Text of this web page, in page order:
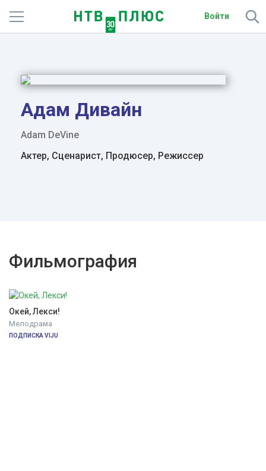
Войти
Фильмы и сериалы
Спорт
Подписки
Радио
Адам Дивайн
Adam DeVine
Актер, Сценарист, Продюсер, Режиссер
Фильмография
Окей, Лекси!
Мелодрама
ПОДПИСКА VIJU